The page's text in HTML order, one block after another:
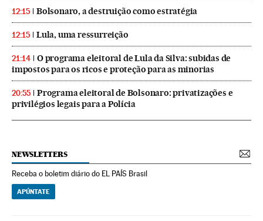
12:15 Bolsonaro, a destruição como estratégia
12:15 Lula, uma ressurreição
21:14
O programa eleitoral de Lula da Silva: subidas de
impostos para os ricos e proteção para as minorias
20:55
Programa eleitoral de Bolsonaro: privatizações e
privilégios legais para a Polícia
NEWSLETTERS
Receba o boletim diário do EL PAÍS Brasil
APÚNTATE